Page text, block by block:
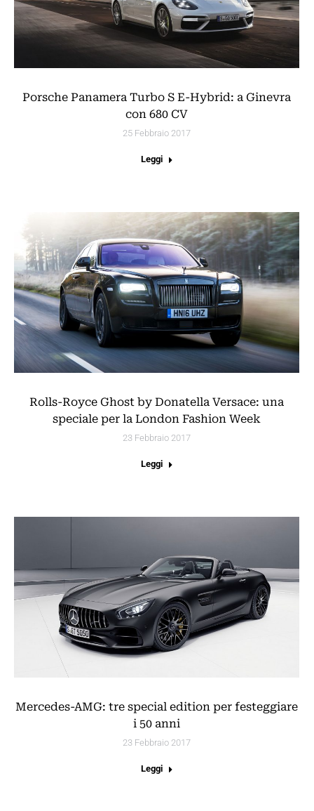
Porsche Panamera Turbo S E-Hybrid: a Ginevra
con 680 CV
25 Febbraio 2017
Leggi
Rolls-Royce Ghost by Donatella Versace: una
speciale per la London Fashion Week
23 Febbraio 2017
Leggi
Mercedes-AMG: tre special edition per festeggiare
i 50 anni
23 Febbraio 2017
Leggi